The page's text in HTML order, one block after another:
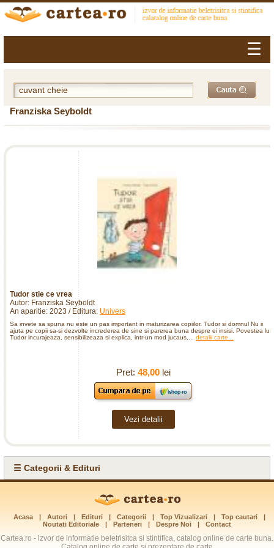
☰
Franziska Seyboldt
Tudor stie ce vrea
Autor: Franziska Seyboldt
An aparitie: 2023 / Editura: Univers
Sa invete sa spuna nu este un pas important in maturizarea copiilor. Tudor si domnul Nu ii
ajuta pe copii sa-si dezvolte increderea de sine si parerea buna despre ei insisi. Povestea lui
Tudor incurajeaza, sensibilizeaza si explica, intr-un mod jucaus,... detalii carte...
Pret: 48,00lei
Vezi detalii
☰ Categorii & Edituri
Acasa Autori Edituri Categorii Top Vizualizari Top cautari
Noutati Editoriale
Parteneri Despre Noi Contact
Cartea.ro - izvor de informatie beletrisitca si stintifica, catalog online de carte buna.